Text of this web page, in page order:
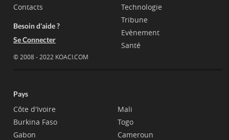
Contacts
Besoin d'aide ?
Se Connecter
© 2008 - 2022 KOACI.COM
Technologie
Tribune
Evènement
Santé
Pays
Côte d'Ivoire
Burkina Faso
Gabon
Mali
Togo
Cameroun